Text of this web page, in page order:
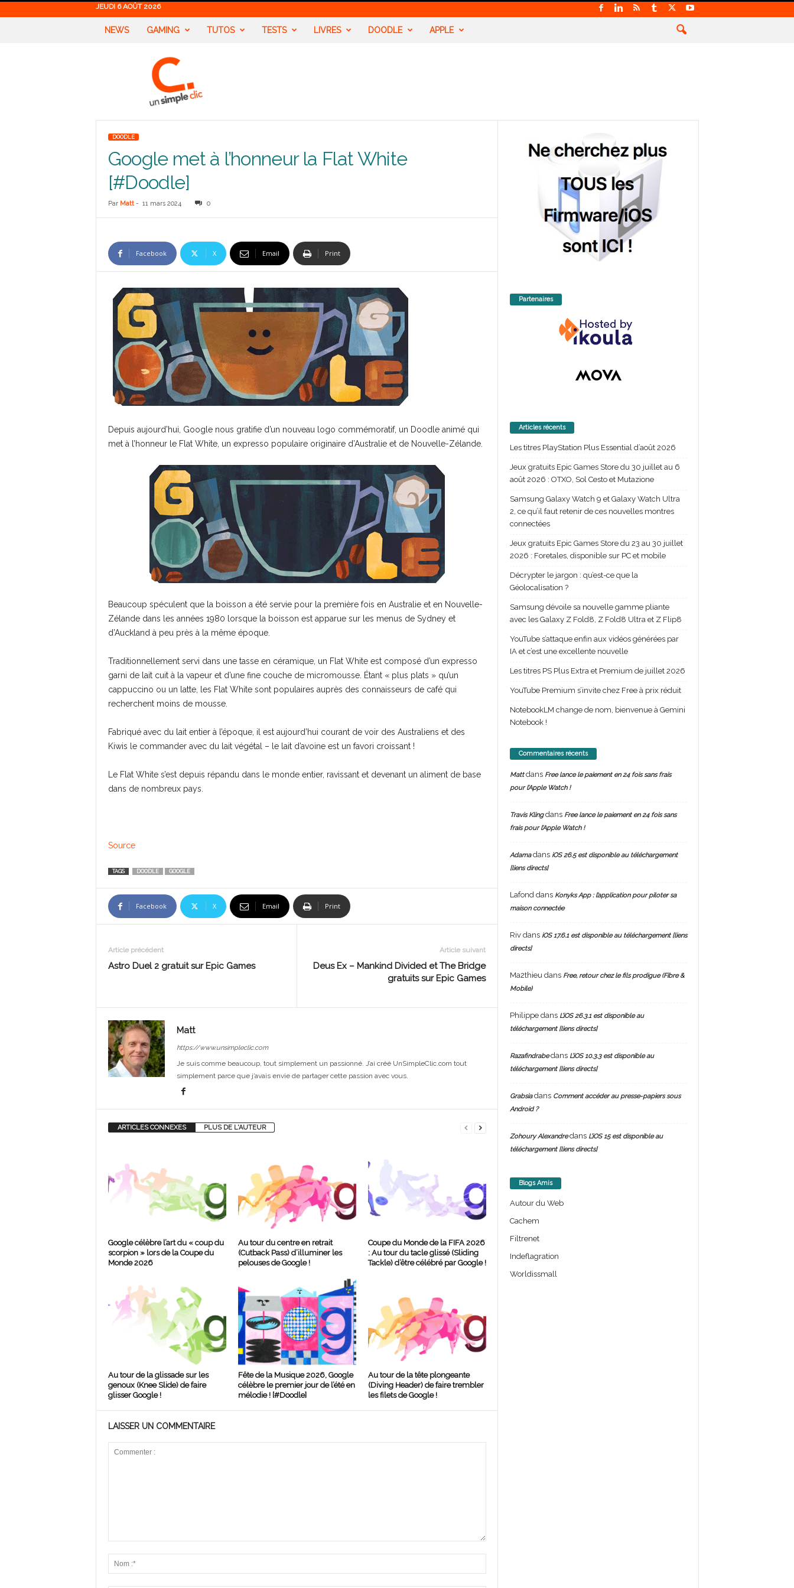
JEUDI 6 AOÛT 2026
NEWS GAMING TUTOS TESTS LIVRES DOODLE APPLE
DOODLE
Google met à l’honneur la Flat White
[#Doodle]
Par Matt- 11 mars 2024 0
Facebook X Email Print
Depuis aujourd’hui, Google nous gratifie d’un nouveau logo commémoratif, un Doodle animé qui
met à l’honneur le Flat White, un expresso populaire originaire d’Australie et de Nouvelle-Zélande.
Beaucoup spéculent que la boisson a été servie pour la première fois en Australie et en Nouvelle-
Zélande dans les années 1980 lorsque la boisson est apparue sur les menus de Sydney et
d’Auckland à peu près à la même époque.
Traditionnellement servi dans une tasse en céramique, un Flat White est composé d’un expresso
garni de lait cuit à la vapeur et d’une fine couche de micromousse. Étant « plus plats » qu’un
cappuccino ou un latte, les Flat White sont populaires auprès des connaisseurs de café qui
recherchent moins de mousse.
Fabriqué avec du lait entier à l’époque, il est aujourd’hui courant de voir des Australiens et des
Kiwis le commander avec du lait végétal – le lait d’avoine est un favori croissant !
Le Flat White s’est depuis répandu dans le monde entier, ravissant et devenant un aliment de base
dans de nombreux pays.
Source
TAGS DOODLE GOOGLE
Facebook X Email Print
Article précédent
Astro Duel 2 gratuit sur Epic Games
Article suivant
Deus Ex – Mankind Divided et The Bridge
gratuits sur Epic Games
Matt
https://www.unsimpleclic.com
Je suis comme beaucoup, tout simplement un passionné. J’ai créé UnSimpleClic.com tout
simplement parce que j’avais envie de partager cette passion avec vous.
ARTICLES CONNEXES PLUS DE L'AUTEUR
Google célèbre l’art du « coup du
scorpion » lors de la Coupe du
Monde 2026
Au tour du centre en retrait
(Cutback Pass) d’illuminer les
pelouses de Google !
Coupe du Monde de la FIFA 2026
: Au tour du tacle glissé (Sliding
Tackle) d’être célébré par Google !
Au tour de la glissade sur les
genoux (Knee Slide) de faire
glisser Google !
Fête de la Musique 2026, Google
célèbre le premier jour de l’été en
mélodie ! [#Doodle]
Au tour de la tête plongeante
(Diving Header) de faire trembler
les filets de Google !
LAISSER UN COMMENTAIRE
Partenaires
Articles récents
Les titres PlayStation Plus Essential d’août 2026
Jeux gratuits Epic Games Store du 30 juillet au 6
août 2026 : OTXO, Sol Cesto et Mutazione
Samsung Galaxy Watch 9 et Galaxy Watch Ultra
2, ce qu’il faut retenir de ces nouvelles montres
connectées
Jeux gratuits Epic Games Store du 23 au 30 juillet
2026 : Foretales, disponible sur PC et mobile
Décrypter le jargon : qu’est-ce que la
Géolocalisation ?
Samsung dévoile sa nouvelle gamme pliante
avec les Galaxy Z Fold8, Z Fold8 Ultra et Z Flip8
YouTube s’attaque enfin aux vidéos générées par
IA et c’est une excellente nouvelle
Les titres PS Plus Extra et Premium de juillet 2026
YouTube Premium s’invite chez Free à prix réduit
NotebookLM change de nom, bienvenue à Gemini
Notebook !
Commentaires récents
Mattdans Free lance le paiement en 24 fois sans frais
pour l’Apple Watch !
Travis Klingdans Free lance le paiement en 24 fois sans
frais pour l’Apple Watch !
Adamadans iOS 26.5 est disponible au téléchargement
[liens directs]
Lafond dans Konyks App : l’application pour piloter sa
maison connectée
Rivdans iOS 17.6.1 est disponible au téléchargement [liens
directs]
Ma2thieu dans Free, retour chez le fils prodigue (Fibre &
Mobile)
Philippedans L’iOS 26.3.1 est disponible au
téléchargement [liens directs]
Razafindrabedans L’iOS 10.3.3 est disponible au
téléchargement [liens directs]
Grabsiadans Comment accéder au presse-papiers sous
Android ?
Zohoury Alexandredans L’iOS 15 est disponible au
téléchargement [liens directs]
Blogs Amis
Autour du Web
Cachem
Filtrenet
Indeflagration
Worldissmall